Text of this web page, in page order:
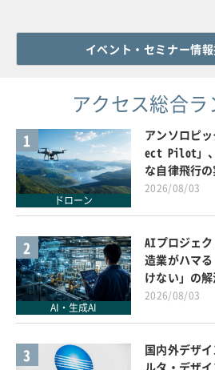
イベント・セミナー情
アクセス総合
1
ドローン
アンソロピ
ect Pilot」
な自律飛行
2026/08/03
2
AI・生成AI
AIプロジェ
造業がハマ
けない」の
2026/08/03
3
国内外デザ